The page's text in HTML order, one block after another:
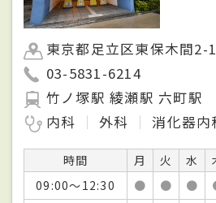
東京都足立区東保木間2-
03-5831-6214
竹ノ塚駅 綾瀬駅 六町駅
内科
外科 消化器内
時間 月 火 水
09:00～12:30
● ● ●